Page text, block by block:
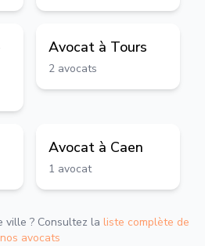
Avocat à Tours
2 avocats
Avocat à Caen
1 avocat
ville ? Consultez la liste complète de
nos avocats